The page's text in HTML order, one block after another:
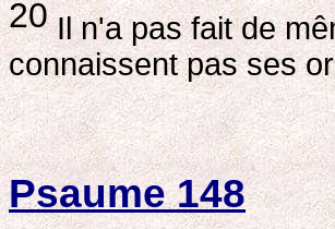
20Il n'a pas fait de
connaissent pas ses
Psaume 148